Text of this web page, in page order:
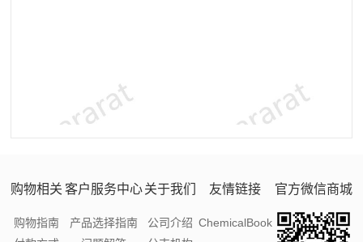
购物相关
购物指南
客户服务中心
产品选择指南
关于我们
公司介绍
友情链接
ChemicalBook
官方微信商城